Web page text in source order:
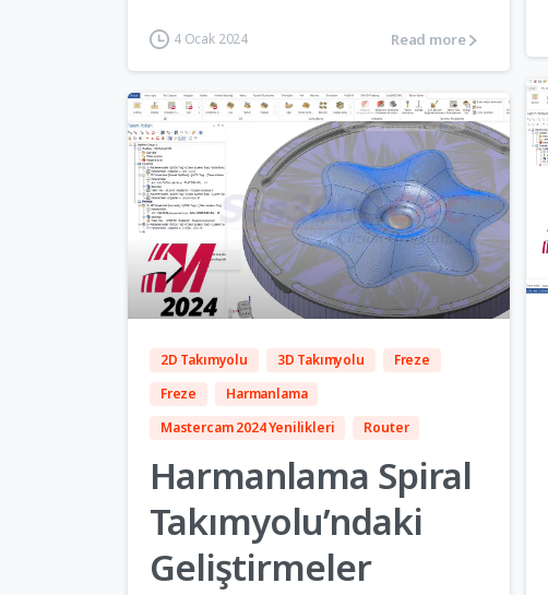
4 Ocak 2024 Read more
5
2D Takımyolu 3D Takımyolu
Freze
Freze
Harmanlama
Mastercam 2024 Yenilikleri
Router
Harmanlama Spiral
Takımyolu’ndaki
Geliştirmeler